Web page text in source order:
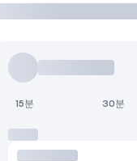
15분 30분